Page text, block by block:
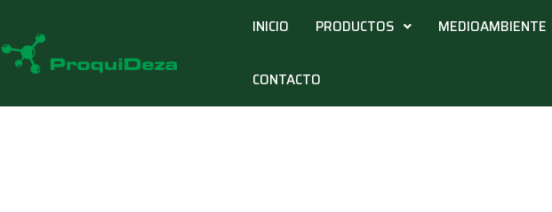
INICIO PRODUCTOS MEDIOAMBIENTE
CONTACTO